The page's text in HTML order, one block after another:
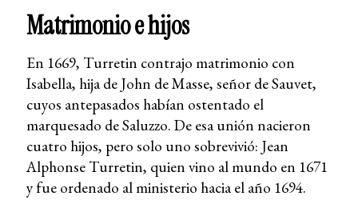
Matrimonio e hijos
En 1669, Turretin contrajo matrimonio con
Isabella, hija de John de Masse, señor de Sauvet,
cuyos antepasados habían ostentado el
marquesado de Saluzzo. De esa unión nacieron
cuatro hijos, pero solo uno sobrevivió: Jean
Alphonse Turretin, quien vino al mundo en 1671
y fue ordenado al ministerio hacia el año 1694.